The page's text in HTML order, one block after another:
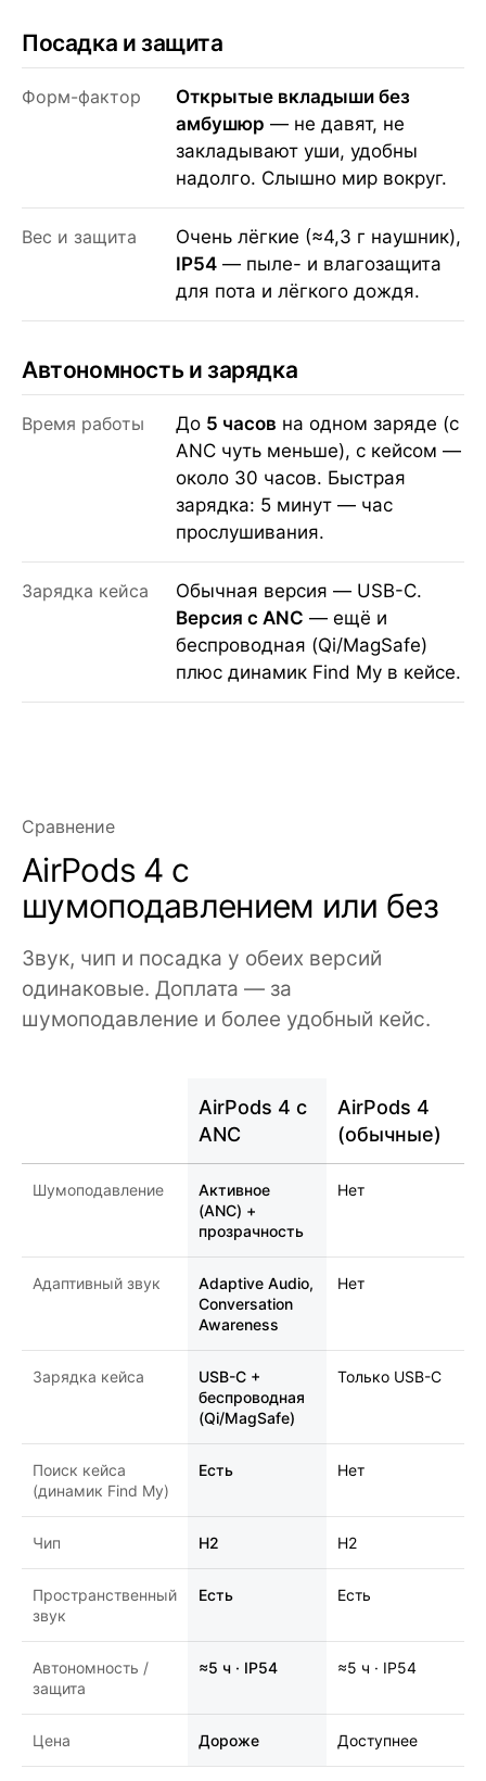
Посадка и защита
Форм-фактор
Открытые вкладыши без
амбушюр — не давят, не
закладывают уши, удобны
надолго. Слышно мир вокруг.
Вес и защита
Очень лёгкие (≈4,3 г наушник),
IP54 — пыле- и влагозащита
для пота и лёгкого дождя.
Автономность и зарядка
Время работы До 5 часов на одном заряде (с
ANC чуть меньше), с кейсом —
около 30 часов. Быстрая
зарядка: 5 минут — час
прослушивания.
Зарядка кейса
Обычная версия — USB-C.
Версия с ANC — ещё и
беспроводная (Qi/MagSafe)
плюс динамик Find My в кейсе.
Сравнение
AirPods 4 с
шумоподавлением или без
Звук, чип и посадка у обеих версий
одинаковые. Доплата — за
шумоподавление и более удобный кейс.
AirPods 4 с
ANC
AirPods 4
(обычные)
Шумоподавление
Активное
(ANC) +
прозрачность
Нет
Адаптивный звук
Adaptive Audio,
Conversation
Awareness
Нет
Зарядка кейса
USB-C +
беспроводная
(Qi/MagSafe)
Только USB-C
Поиск кейса
(динамик Find My)
Есть Нет
Чип H2 H2
Пространственный
звук
Есть Есть
Автономность /
защита
≈5 ч · IP54 ≈5 ч · IP54
Цена Дороже Доступнее